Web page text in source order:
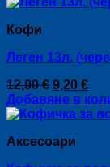
Кофи
Леген 13л.
12,00€ Original
price
was:
9,20 €
е:
Добавяне в
Аксесоари